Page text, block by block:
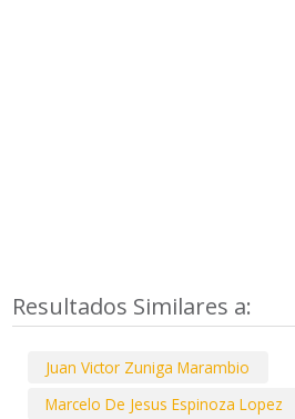
Resultados Similares a:
Juan Victor Zuniga Marambio
Marcelo De Jesus Espinoza Lopez